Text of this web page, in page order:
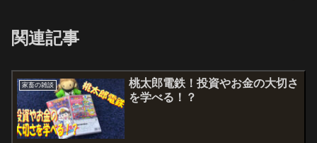
関連記事
家畜の雑談
桃太郎電鉄！投資やお金の大切さ
を学べる！？